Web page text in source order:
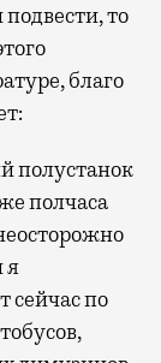
то
благо
полустанок
полчаса
я
сейчас по